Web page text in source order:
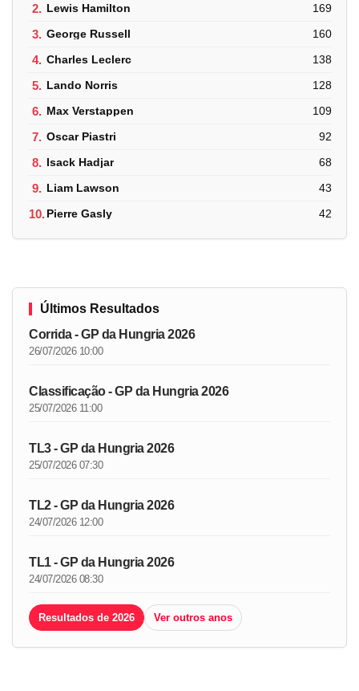
2. Lewis Hamilton 169
3. George Russell 160
4. Charles Leclerc 138
5. Lando Norris 128
6. Max Verstappen 109
7. Oscar Piastri 92
8. Isack Hadjar 68
9. Liam Lawson 43
10.Pierre Gasly 42
Últimos Resultados
Corrida - GP da Hungria 2026
26/07/2026 10:00
Classificação - GP da Hungria 2026
25/07/2026 11:00
TL3 - GP da Hungria 2026
25/07/2026 07:30
TL2 - GP da Hungria 2026
24/07/2026 12:00
TL1 - GP da Hungria 2026
24/07/2026 08:30
Resultados de 2026 Ver outros anos